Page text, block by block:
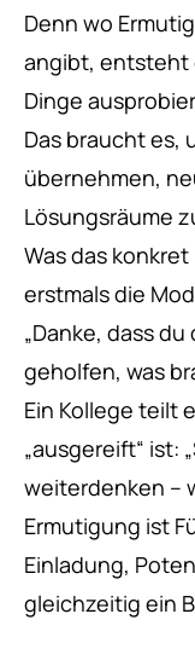
Denn wo
angibt, entsteht
Dinge
Das braucht es,
übernehmen,
Lösungsräume
Was das
erstmals die
„Danke, dass
geholfen, was
Ein Kollege teilt
„ausgereift“ ist:
weiterdenken –
Ermutigung ist
Einladung,
gleichzeitig ein